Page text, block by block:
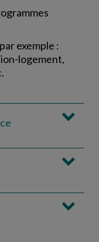
exemple :
logement,